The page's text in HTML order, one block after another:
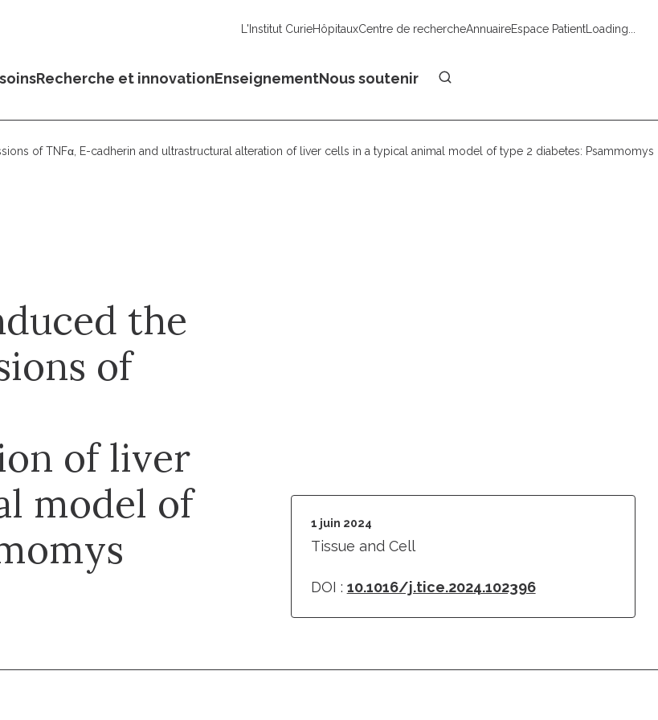
L'Institut CurieHôpitauxCentre de rechercheAnnuaireEspace PatientLoading...
Recherche et innovationEnseignementNous soutenir
of TNFα, E-cadherin and ultrastructural alteration of liver cells in a typical animal model of type 2 diabetes: Psammomys
the
of
of liver
model of
1 juin 2024
Tissue and Cell
DOI : 10.1016/j.tice.2024.102396